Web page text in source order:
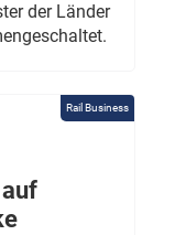
der Länder
Rail Business